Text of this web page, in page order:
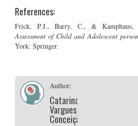
References:
Frick, P.J., Barry, C., & Kamphaus,
Assessment of Child and Adolescent
York: Springer.
Author:
Catarina
Vargues
Conceição